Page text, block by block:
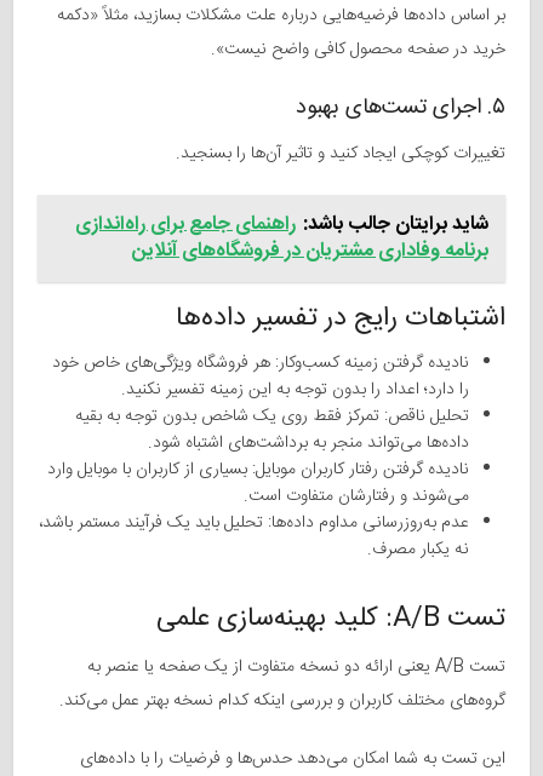
بر اساس داده‌ها فرضیه‌هایی درباره علت مشکلات بسازید، مثلاً «دکمه
خرید در صفحه محصول کافی واضح نیست».
۵. اجرای تست‌های بهبود
تغییرات کوچکی ایجاد کنید و تاثیر آن‌ها را بسنجید.
شاید برایتان جالب باشد: راهنمای جامع برای راه‌اندازی
برنامه وفاداری مشتریان در فروشگاه‌های آنلاین
اشتباهات رایج در تفسیر داده‌ها
نادیده گرفتن زمینه کسب‌وکار: هر فروشگاه ویژگی‌های خاص خود
را دارد؛ اعداد را بدون توجه به این زمینه تفسیر نکنید.
تحلیل ناقص: تمرکز فقط روی یک شاخص بدون توجه به بقیه
داده‌ها می‌تواند منجر به برداشت‌های اشتباه شود.
نادیده گرفتن رفتار کاربران موبایل: بسیاری از کاربران با موبایل وارد
می‌شوند و رفتارشان متفاوت است.
عدم به‌روزرسانی مداوم داده‌ها: تحلیل باید یک فرآیند مستمر باشد،
نه یکبار مصرف.
تست A/B: کلید بهینه‌سازی علمی
تست A/B یعنی ارائه دو نسخه متفاوت از یک صفحه یا عنصر به
گروه‌های مختلف کاربران و بررسی اینکه کدام نسخه بهتر عمل می‌کند.
این تست به شما امکان می‌دهد حدس‌ها و فرضیات را با داده‌های